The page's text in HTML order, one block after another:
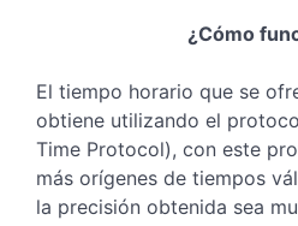
¿Cómo
El tiempo horario que se
obtiene utilizando el
Time Protocol), con este
más orígenes de tiempos
la precisión obtenida sea